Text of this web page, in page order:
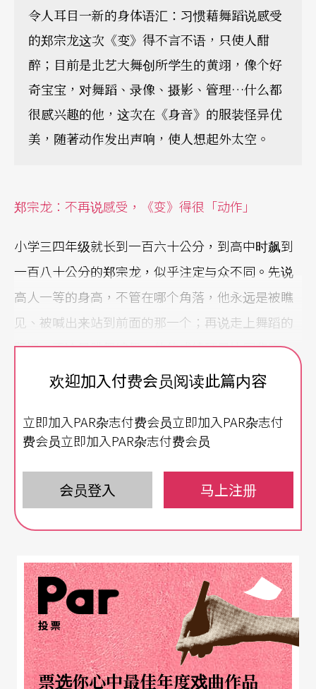
令人耳目一新的身体语汇：习惯藉舞蹈说感受
的郑宗龙这次《变》得不言不语，只使人酣
醉；目前是北艺大舞创所学生的黄翊，像个好
奇宝宝，对舞蹈、录像、摄影、管理…什么都
很感兴趣的他，这次在《身音》的服装怪异优
美，随著动作发出声响，使人想起外太空。
郑宗龙：不再说感受，《变》得很「动作」
小学三四年级就长到一百六十公分，到高中时飙到
一百八十公分的郑宗龙，似乎注定与众不同。先说
高人一等的身高，不管在哪个角落，他永远是被瞧
见、被喊出来站到前面的那一个；再说走上舞蹈的
际遇，不论是跳舞编舞，他的成绩硬是比同辈亮
郑宗龙二○○二年自国立台北艺术大学舞蹈系毕
业，一毕业便成为云门舞团舞者，演出过《行
作。二○○六年后投入编舞工作，作品《狄德贝
许》（原名《彼此》）参加德国路德维希港剧院第
德维希港剧院第一届国际青年编舞比赛第三名。同
年首度应邀为云二编创《庄严的笑话》。二○○七
年，成为第一位参加新舞台「新舞风」的台湾编舞
家，也应邀为澳洲布里斯本Expressions Dance Co
mpany，以及香港演艺学院编舞；今年将赴伦敦为
欢迎加入付费会员阅读此篇内容
立即加入PAR杂志付费会员立即加入PAR杂志付
费会员立即加入PAR杂志付费会员
会员登入 马上注册
投票
票选你心中最佳年度戏曲作品